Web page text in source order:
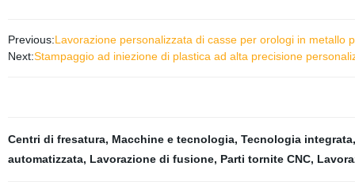
Previous:Lavorazione personalizzata di casse per orologi in metallo
Next:Stampaggio ad iniezione di plastica ad alta precisione
Centri di fresatura, Macchine e tecnologia, Tecnologia integrata
automatizzata, Lavorazione di fusione, Parti tornite CNC,